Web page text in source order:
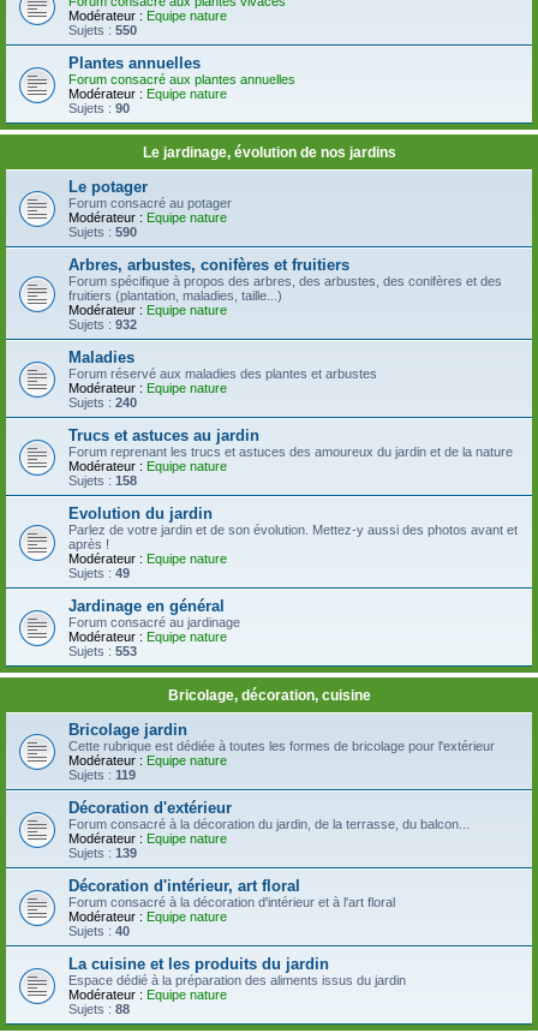
Modérateur : Equipe nature
Sujets : 550
Plantes annuelles
Forum consacré aux plantes annuelles
Modérateur : Equipe nature
Sujets : 90
Le jardinage, évolution de nos jardins
Le potager
Forum consacré au potager
Modérateur : Equipe nature
Sujets : 590
Arbres, arbustes, conifères et fruitiers
Forum spécifique à propos des arbres, des arbustes, des conifères et des
fruitiers (plantation, maladies, taille...)
Modérateur : Equipe nature
Sujets : 932
Maladies
Forum réservé aux maladies des plantes et arbustes
Modérateur : Equipe nature
Sujets : 240
Trucs et astuces au jardin
Forum reprenant les trucs et astuces des amoureux du jardin et de la nature
Modérateur : Equipe nature
Sujets : 158
Evolution du jardin
Parlez de votre jardin et de son évolution. Mettez-y aussi des photos avant et
après !
Modérateur : Equipe nature
Sujets : 49
Jardinage en général
Forum consacré au jardinage
Modérateur : Equipe nature
Sujets : 553
Bricolage, décoration, cuisine
Bricolage jardin
Cette rubrique est dédiée à toutes les formes de bricolage pour l'extérieur
Modérateur : Equipe nature
Sujets : 119
Décoration d'extérieur
Forum consacré à la décoration du jardin, de la terrasse, du balcon...
Modérateur : Equipe nature
Sujets : 139
Décoration d'intérieur, art floral
Forum consacré à la décoration d'intérieur et à l'art floral
Modérateur : Equipe nature
Sujets : 40
La cuisine et les produits du jardin
Espace dédié à la préparation des aliments issus du jardin
Modérateur : Equipe nature
Sujets : 88